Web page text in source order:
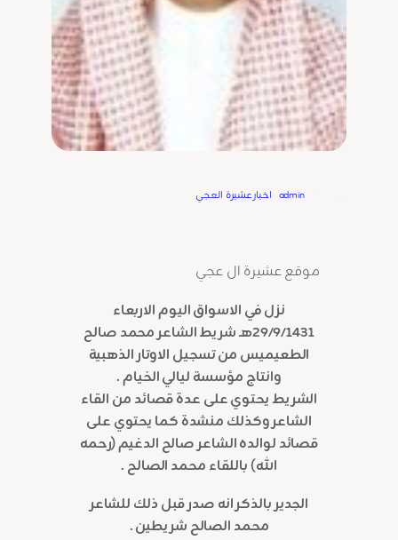
admin اخبارعشيرة العجي
موقع عشيرة ال عجي
نزل في الاسواق اليوم الاربعاء
29/9/1431هـ شريط الشاعر محمد صالح
الطعيميس من تسجيل الاوتار الذهبية
وانتاج مؤسسة ليالي الخيام .
الشريط يحتوي على عدة قصائد من القاء
الشاعر وكذلك منشدة كما يحتوي على
قصائد لوالده الشاعر صالح الدغيم (رحمه
الله) باللقاء محمد الصالح .
الجدير بالذكر انه صدر قبل ذلك للشاعر
محمد الصالح شريطين .